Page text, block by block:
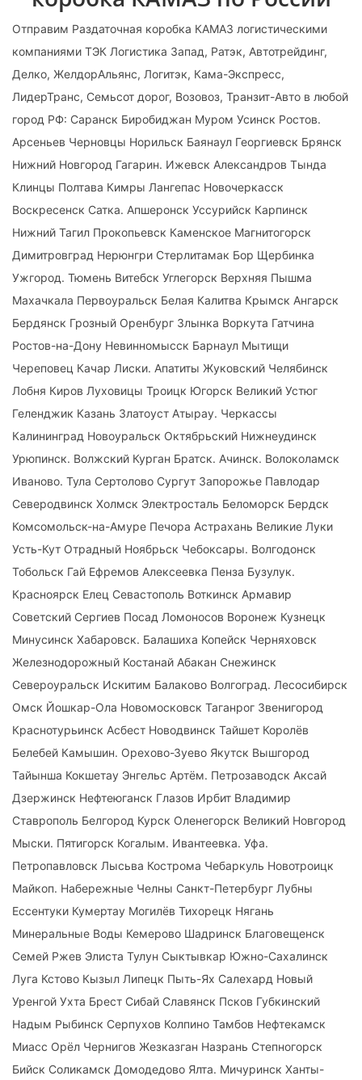
Отправим Раздаточная коробка КАМАЗ логистическими
компаниями ТЭК Логистика Запад, Ратэк, Автотрейдинг,
Делко, ЖелдорАльянс, Логитэк, Кама-Экспресс,
ЛидерТранс, Семьсот дорог, Возовоз, Транзит-Авто в любой
город РФ: Саранск Биробиджан Муром Усинск Ростов.
Арсеньев Черновцы Норильск Баянаул Георгиевск Брянск
Нижний Новгород Гагарин. Ижевск Александров Тында
Клинцы Полтава Кимры Лангепас Новочеркасск
Воскресенск Сатка. Апшеронск Уссурийск Карпинск
Нижний Тагил Прокопьевск Каменское Магнитогорск
Димитровград Нерюнгри Стерлитамак Бор Щербинка
Ужгород. Тюмень Витебск Углегорск Верхняя Пышма
Махачкала Первоуральск Белая Калитва Крымск Ангарск
Бердянск Грозный Оренбург Злынка Воркута Гатчина
Ростов-на-Дону Невинномысск Барнаул Мытищи
Череповец Качар Лиски. Апатиты Жуковский Челябинск
Лобня Киров Луховицы Троицк Югорск Великий Устюг
Геленджик Казань Златоуст Атырау. Черкассы
Калининград Новоуральск Октябрьский Нижнеудинск
Урюпинск. Волжский Курган Братск. Ачинск. Волоколамск
Иваново. Тула Сертолово Сургут Запорожье Павлодар
Северодвинск Холмск Электросталь Беломорск Бердск
Комсомольск-на-Амуре Печора Астрахань Великие Луки
Усть-Кут Отрадный Ноябрьск Чебоксары. Волгодонск
Тобольск Гай Ефремов Алексеевка Пенза Бузулук.
Красноярск Елец Севастополь Воткинск Армавир
Советский Сергиев Посад Ломоносов Воронеж Кузнецк
Минусинск Хабаровск. Балашиха Копейск Черняховск
Железнодорожный Костанай Абакан Снежинск
Североуральск Искитим Балаково Волгоград. Лесосибирск
Омск Йошкар-Ола Новомосковск Таганрог Звенигород
Краснотурьинск Асбест Новодвинск Тайшет Королёв
Белебей Камышин. Орехово-Зуево Якутск Вышгород
Тайынша Кокшетау Энгельс Артём. Петрозаводск Аксай
Дзержинск Нефтеюганск Глазов Ирбит Владимир
Ставрополь Белгород Курск Оленегорск Великий Новгород
Мыски. Пятигорск Когалым. Ивантеевка. Уфа.
Петропавловск Лысьва Кострома Чебаркуль Новотроицк
Майкоп. Набережные Челны Санкт-Петербург Лубны
Ессентуки Кумертау Могилёв Тихорецк Нягань
Минеральные Воды Кемерово Шадринск Благовещенск
Семей Ржев Элиста Тулун Сыктывкар Южно-Сахалинск
Луга Кстово Кызыл Липецк Пыть-Ях Салехард Новый
Уренгой Ухта Брест Сибай Славянск Псков Губкинский
Надым Рыбинск Серпухов Колпино Тамбов Нефтекамск
Миасс Орёл Чернигов Жезказган Назрань Степногорск
Бийск Соликамск Домодедово Ялта. Мичуринск Ханты-